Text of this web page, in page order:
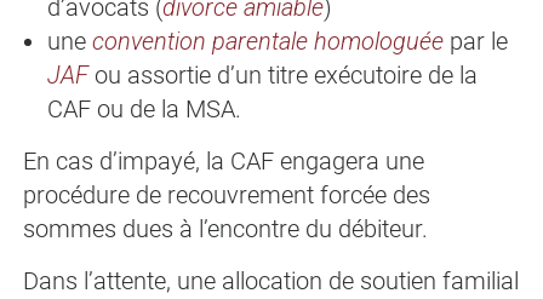
d’avocats (divorce amiable)
une convention parentale homologuéepar le
JAFou assortie d’un titre exécutoire de la
CAF ou de la MSA.
En cas d’impayé, la CAF engagera une
procédure de recouvrement forcée des
sommes dues à l’encontre du débiteur.
Dans l’attente, une allocation de soutien familial